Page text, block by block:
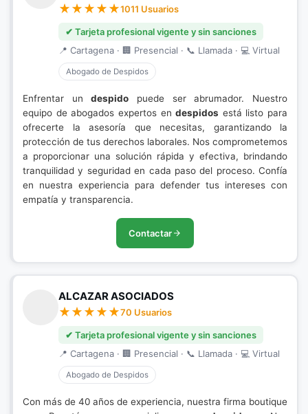
1011 Usuarios
✔ Tarjeta profesional vigente y sin sanciones
📍 Cartagena · 🏢 Presencial · 📞 Llamada · 💻 Virtual
Abogado de Despidos
Enfrentar undespido puede ser abrumador. Nuestro
equipo de abogados expertos endespidos está listo para
ofrecerte la asesoría que necesitas, garantizando la
protección de tus derechos laborales. Nos comprometemos
a proporcionar una solución rápida y efectiva, brindando
tranquilidad y seguridad en cada paso del proceso. Confía
en nuestra experiencia para defender tus intereses con
empatía y transparencia.
Contactar
ALCAZAR ASOCIADOS
70 Usuarios
✔ Tarjeta profesional vigente y sin sanciones
📍 Cartagena · 🏢 Presencial · 📞 Llamada · 💻 Virtual
Abogado de Despidos
Con más de 40 años de experiencia, nuestra firma boutique